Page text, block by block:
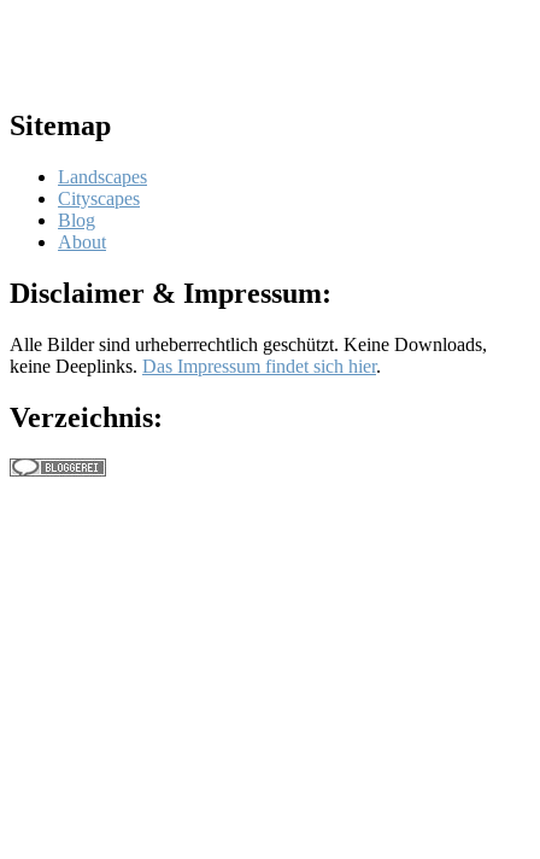
Sitemap
Landscapes
Cityscapes
Blog
About
Disclaimer & Impressum:
Alle Bilder sind urheberrechtlich geschützt. Keine Downloads,
keine Deeplinks. Das Impressum findet sich hier.
Verzeichnis: